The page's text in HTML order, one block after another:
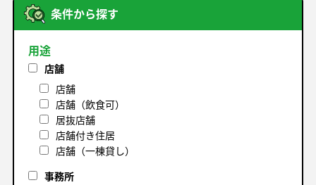
条件から探す
用途
店舗
店舗
店舗（飲食可）
居抜店舗
店舗付き住居
店舗（一棟貸し）
事務所